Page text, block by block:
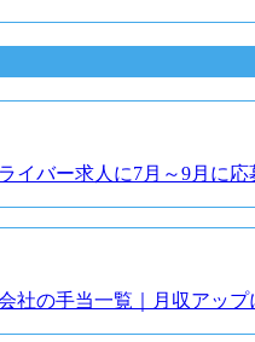
イバー求人に7月～9月に
社の手当一覧｜月収アッ